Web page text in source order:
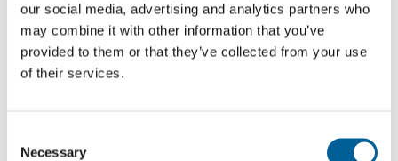
our social media, advertising and analytics partners who
may combine it with other information that you’ve
provided to them or that they’ve collected from your use
of their services.
Selection
Necessary
Plus de destinations grâce à de nouvelles
la compagnie aérienne britannique à bas prix a mis en